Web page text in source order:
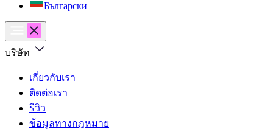
Български
บริษัท
เกี่ยวกับเรา
ติดต่อเรา
รีวิว
ข้อมูลทางกฎหมาย